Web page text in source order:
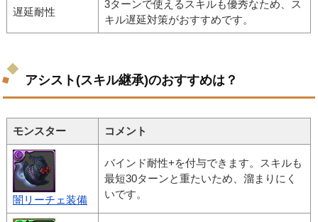
遅延耐性
3ターンで使えるスキルも優秀なため、ス
キル遅延対策がおすすめです。
アシスト(スキル継承)のおすすめは？
モンスター コメント
闇リーチェ装備
バインド耐性+を付与できます。スキルも
最短30ターンと重たいため、溜まりにく
いです。